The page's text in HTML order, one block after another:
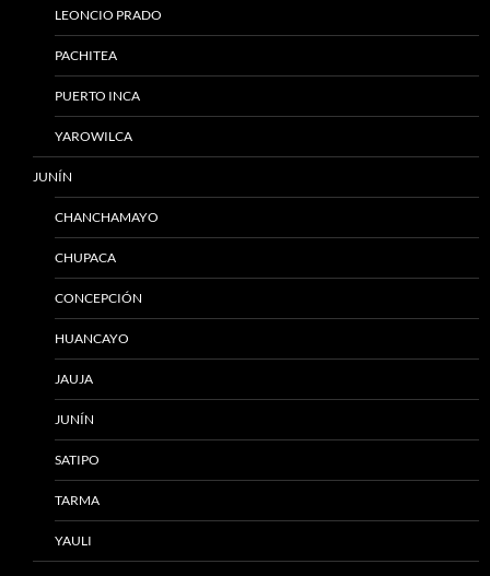
LEONCIO PRADO
PACHITEA
PUERTO INCA
YAROWILCA
JUNÍN
CHANCHAMAYO
CHUPACA
CONCEPCIÓN
HUANCAYO
JAUJA
JUNÍN
SATIPO
TARMA
YAULI